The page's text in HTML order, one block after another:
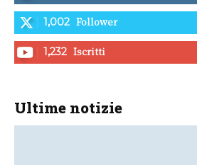
1,002 Follower
1,232 Iscritti
Ultime notizie